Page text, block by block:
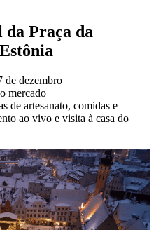
da Praça da
de dezembro
mercado
de artesanato, comidas e
ao vivo e visita à casa do